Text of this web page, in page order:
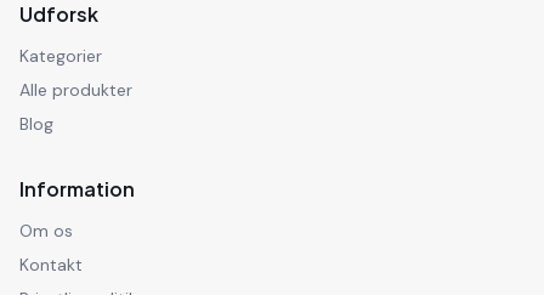
Udforsk
Kategorier
Alle produkter
Blog
Information
Om os
Kontakt